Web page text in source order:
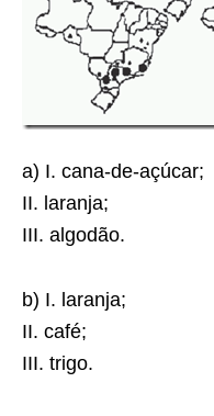
a) I. cana-de-açúcar;
II. laranja;
III. algodão.
b) I. laranja;
II. café;
III. trigo.